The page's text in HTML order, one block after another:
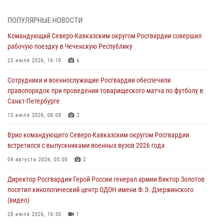
определили на Кубани
В Ульяновске росгвардейцы присоединились к донорской акции
(видео)
В регионах Урала бойцам Росгвардии в зону СВО передали свежие
тиражи газет
09 августа 2026, 05:00
Росгвардейцы провели занятие по стрелковой подготовке для
воспитанников Центра детского, юношеского туризма и
краеведения Луганской Народной Республики
ПОПУЛЯРНЫЕ НОВОСТИ
Командующий Северо-Кавказским округом Росгвардии совершил
рабочую поездку в Чеченскую Республику
23 июля 2026, 16:10 6
Сотрудники и военнослужащие Росгвардии обеспечили
правопорядок при проведении товарищеского матча по футболу в
Санкт-Петербурге
13 июля 2026, 08:08 2
Врио командующего Северо-Кавказским округом Росгвардии
встретился с выпускниками военных вузов 2026 года
04 августа 2026, 05:00 2
Директор Росгвардии Герой России генерал армии Виктор Золотов
посетил кинологический центр ОДОН имени Ф.Э. Дзержинского
(видео)
28 июля 2026, 16:50 1